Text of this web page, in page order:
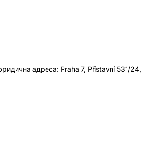
адреса: Praha 7, Přístavní 531/24,